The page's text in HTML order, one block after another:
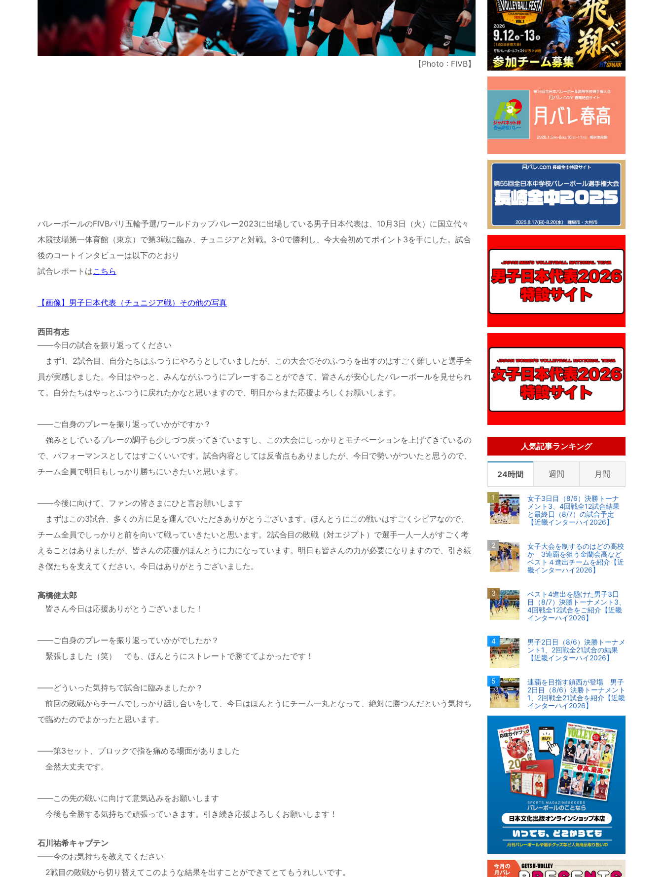
【Photo : FIVB】
バレーボールのFIVBパリ五輪予選/ワールドカップバレー2023に出場している男子日本代表は、10月3日（火）に国立代々
木競技場第一体育館（東京）で第3戦に臨み、チュニジアと対戦。3-0で勝利し、今大会初めてポイント 3を手にした。試合
後のコートインタビューは以下のとおり
試合レポートはこちら
【画像】男子日本代表（チュニジア戦）その他の写真
西田有志
——今日の試合を振り返ってください
まず1 2試合目、自分たちはふつうにやろうとしていましたが、この大会でそのふつうを出すのはすごく難しいと選手全
員が実感しました。今日はやっと、みんながふつうにプレーすることができて、皆さんが安心したバレーボールを見せられ
て。自分たちはやっとふつうに戻れたかなと思いますので、明日からまた応援よろしくお願いします。
——ご自身のプレーを振り返っていかがですか？
強みとしているプレーの調子も少しづつ戻ってきていますし、この大会にしっかりとモチベーションを上げてきているの
で、パフォーマンスとしてはすごくいいです。試合内容としては反省点もありましたが、今日で勢いがついたと思うので、
チーム全員で明日もしっかり勝ちにいきたいと思います。
——今後に向けて、ファンの皆さまにひと言お願いします
まずはこの3試合、多くの方に足を運んでいただきありがとうございます。ほんとうにこの戦いはすごくシビアなので、
チーム全員でしっかりと前を向いて戦っていきたいと思います。2試合目の敗戦（対エジプト）で選手一人一人がすごく考
えることはありましたが、皆さんの応援がほんとうに力になっています。明日も皆さんの力が必要になりますので、引き続
き僕たちを支えてください。今日はありがとうございました。
髙橋健太郎
皆さん今日は応援ありがとうございました！
——ご自身のプレーを振り返っていかがでしたか？
緊張しました（笑） でも、ほんとうにストレートで勝ててよかったです！
——どういった気持ちで試合に臨みましたか？
前回の敗戦からチームでしっかり話し合いをして、今日はほんとうにチーム一丸となって、絶対に勝つんだという気持ち
で臨めたのでよかったと思います。
——第3セット、ブロックで指を痛める場面がありました
全然大丈夫です。
——この先の戦いに向けて意気込みをお願いします
今後も全勝する気持ちで頑張っていきます。引き続き応援よろしくお願いします！
石川祐希キャプテン
——今のお気持ちを教えてください
2戦目の敗戦から切り替えてこのような結果を出すことができてとてもうれしいです。
人気記事ランキング
24時間 週間 月間
女子3日目（8/6）決勝トーナ
メント3、4回戦全12試合結果
と最終日（8/7）の試合予定
【近畿インターハイ2026】
女子大会を制するのはどの高校
か 3連覇を狙う金蘭会高など
ベスト４進出チームを紹介【近
畿インターハイ2026】
ベスト4進出を懸けた男子3日
目（8/7）決勝トーナメント3、
4回戦全12試合をご紹介【近畿
インターハイ2026】
男子2日目（8/6）決勝トーナメ
ント1、2回戦全21試合の結果
【近畿インターハイ2026】
連覇を目指す鎮西が登場 男子
2日目（8/6）決勝トーナメント
1、2回戦全21試合を紹介【近畿
インターハイ2026】